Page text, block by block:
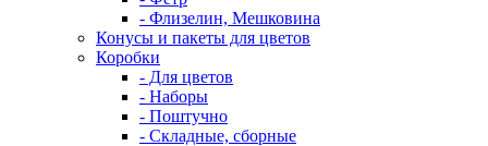
- Флизелин, Мешковина
Конусы и пакеты для цветов
Коробки
- Для цветов
- Наборы
- Поштучно
- Складные, сборные